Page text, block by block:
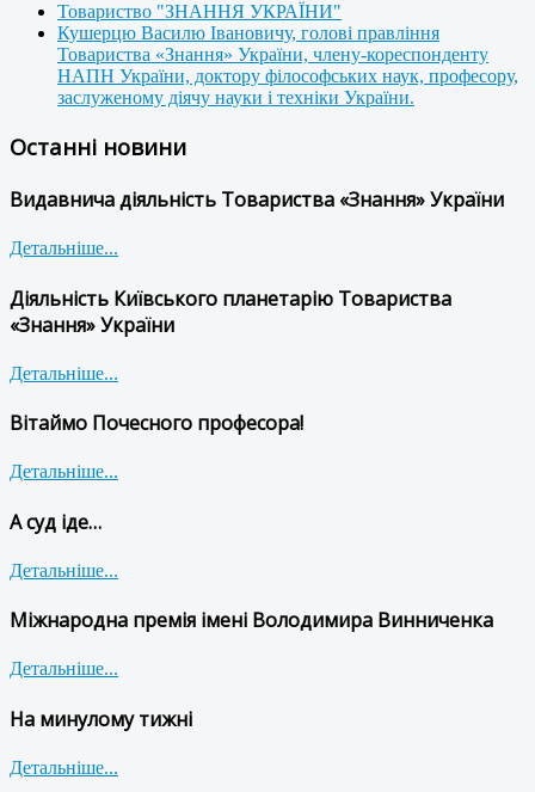
Товариство "ЗНАННЯ УКРАЇНИ"
Кушерцю Василю Івановичу, голові правління
Товариства «Знання» України, члену-кореспонденту
НАПН України, доктору філософських наук, професору,
заслуженому діячу науки і техніки України.
Останні новини
Видавнича діяльність Товариства «Знання» України
Детальніше...
Діяльність Київського планетарію Товариства
«Знання» України
Детальніше...
Вітаймо Почесного професора!
Детальніше...
А суд іде…
Детальніше...
Міжнародна премія імені Володимира Винниченка
Детальніше...
На минулому тижні
Детальніше...